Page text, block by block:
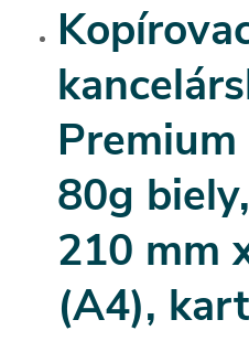
80g
210 mm
(A4),